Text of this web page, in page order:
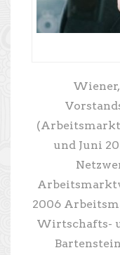
und Juni
2006
Wirtschafts-